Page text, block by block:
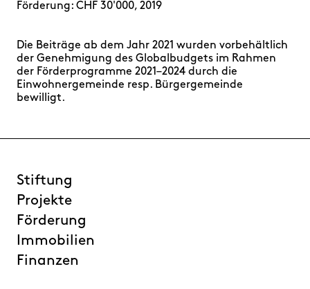
Förderung: CHF 30'000, 2019
Die Beiträge ab dem Jahr 2021 wurden vorbehältlich
der Genehmigung des Globalbudgets im Rahmen
der Förderprogramme 2021–2024 durch die
Einwohnergemeinde resp. Bürgergemeinde
bewilligt.
Stiftung
Projekte
Förderung
Immobilien
Finanzen